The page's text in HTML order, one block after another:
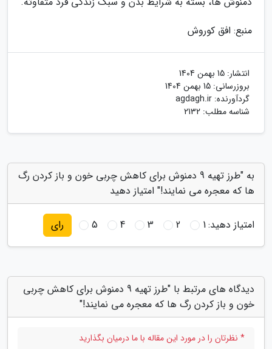
منبع: افق کوروش
انتشار: 15 بهمن 1404
بروزرسانی: 15 بهمن 1404
گردآورنده: agdagh.ir
شناسه مطلب: 2132
به "طرز تهیه 9 دمنوش برای کاهش چربی خون و باز کردن رگ
ها که معجره می نمایند!" امتیاز دهید
امتیاز دهید:1
2
3
4
5 رای
دیدگاه های مرتبط با "طرز تهیه 9 دمنوش برای کاهش چربی
خون و باز کردن رگ ها که معجره می نمایند!"
* نظرتان را در مورد این مقاله با ما درمیان بگذارید